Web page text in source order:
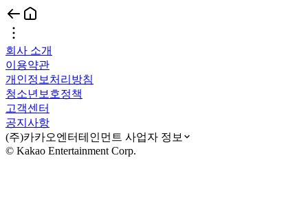
회사 소개
이용약관
개인정보처리방침
청소년보호정책
고객센터
공지사항
(주)카카오엔터테인먼트 사업자 정보
© Kakao Entertainment Corp.